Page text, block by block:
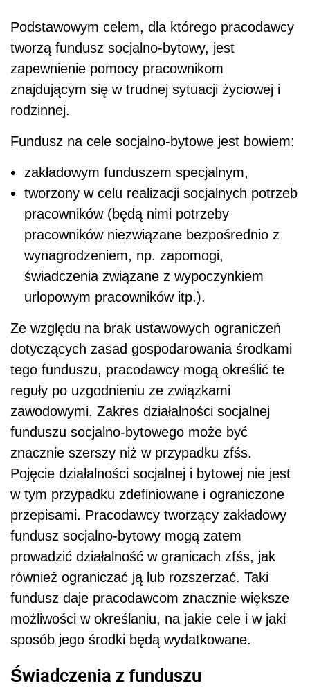
Podstawowym celem, dla którego pracodawcy
tworzą fundusz socjalno-bytowy, jest
zapewnienie pomocy pracownikom
znajdującym się w trudnej sytuacji życiowej i
rodzinnej.
Fundusz na cele socjalno-bytowe jest bowiem:
zakładowym funduszem specjalnym,
tworzony w celu realizacji socjalnych potrzeb
pracowników (będą nimi potrzeby
pracowników niezwiązane bezpośrednio z
wynagrodzeniem, np. zapomogi,
świadczenia związane z wypoczynkiem
urlopowym pracowników itp.).
Ze względu na brak ustawowych ograniczeń
dotyczących zasad gospodarowania środkami
tego funduszu, pracodawcy mogą określić te
reguły po uzgodnieniu ze związkami
zawodowymi. Zakres działalności socjalnej
funduszu socjalno-bytowego może być
znacznie szerszy niż w przypadku zfśs.
Pojęcie działalności socjalnej i bytowej nie jest
w tym przypadku zdefiniowane i ograniczone
przepisami. Pracodawcy tworzący zakładowy
fundusz socjalno-bytowy mogą zatem
prowadzić działalność w granicach zfśs, jak
również ograniczać ją lub rozszerzać. Taki
fundusz daje pracodawcom znacznie większe
możliwości w określaniu, na jakie cele i w jaki
sposób jego środki będą wydatkowane.
Świadczenia z funduszu